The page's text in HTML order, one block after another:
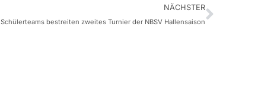
NÄCHSTER
Schülerteams bestreiten zweites Turnier der NBSV Hallensaison